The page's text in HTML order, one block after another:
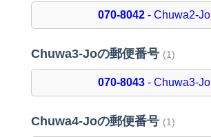
070-8042 - Chuwa2-Jo
Chuwa3-Joの郵便番号 (1)
070-8043 - Chuwa3-Jo
Chuwa4-Joの郵便番号 (1)